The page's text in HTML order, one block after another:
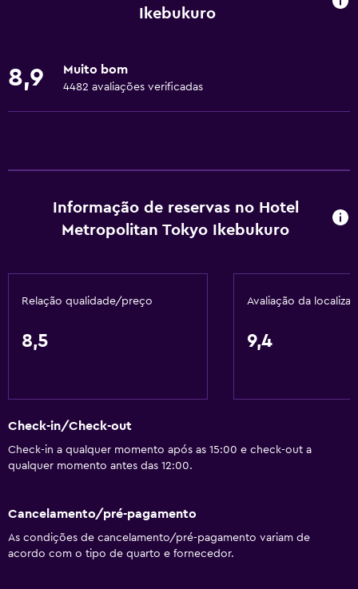
Artigos de higiene grátis
Champô
Ar-condicionado
Casa de banho
Secador de cabelo
Papel higiénico
Escova de dentes
Roupão de banho
Ikebukuro
8,9 Muito bom
4482 avaliações verificadas
Informação de reservas no Hotel
Metropolitan Tokyo Ikebukuro
Relação qualidade/preço
8,5
Avaliação da
9,4
Check-in/Check-out
Check-in a qualquer momento após as 15:00 e check-out a
qualquer momento antes das 12:00.
Cancelamento/pré-pagamento
As condições de cancelamento/pré-pagamento variam de
acordo com o tipo de quarto e fornecedor.